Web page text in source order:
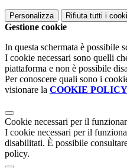
Personalizza Rifiuta tutti i
Gestione cookie
In questa schermata è possibile
I cookie necessari sono quelli
piattaforma e non è possibile
Per conoscere quali sono i
visionare la COOKIE POLICY
Cookie necessari per il
I cookie necessari per il
disabilitati. È possibile
policy.